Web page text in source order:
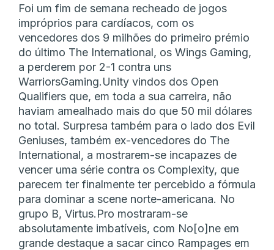
Foi um fim de semana recheado de jogos
impróprios para cardíacos, com os
vencedores dos 9 milhões do primeiro prémio
do último The International, os Wings Gaming,
a perderem por 2-1 contra uns
WarriorsGaming.Unity vindos dos Open
Qualifiers que, em toda a sua carreira, não
haviam amealhado mais do que 50 mil dólares
no total. Surpresa também para o lado dos Evil
Geniuses, também ex-vencedores do The
International, a mostrarem-se incapazes de
vencer uma série contra os Complexity, que
parecem ter finalmente ter percebido a fórmula
para dominar a scene norte-americana. No
grupo B, Virtus.Pro mostraram-se
absolutamente imbatíveis, com No[o]ne em
grande destaque a sacar cinco Rampages em